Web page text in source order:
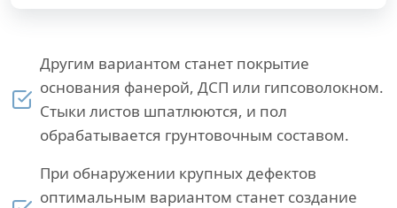
Другим вариантом станет покрытие
основания фанерой, ДСП или гипсоволокном.
Стыки листов шпатлюются, и пол
обрабатывается грунтовочным составом.
При обнаружении крупных дефектов
оптимальным вариантом станет создание